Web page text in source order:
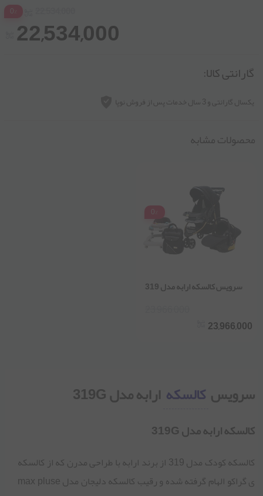
0%
22,534,000
گارانتی کالا:
یکسال گارانتی و 3 سال خدمات پس از فروش نوپا
محصولات مشابه
0%
سرویس کالسکه ارابه مدل 319
23,966,000
سرویس کالسکه ارابه مدل 319G
کالسکه ارابه مدل 319G
کالسکه کودک مدل 319 از برند ارابه با طراحی مدرن که از کالسکه
ی گراکو الهام گرفته شده و رقیب کالسکه دلیجان مدل max pluse